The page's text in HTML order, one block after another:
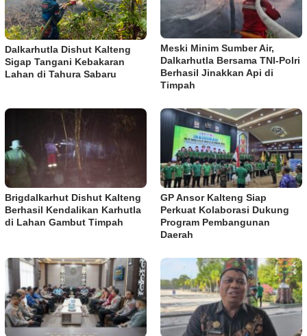
Dalkarhutla Dishut Kalteng
Sigap Tangani Kebakaran
Lahan di Tahura Sabaru
Meski Minim Sumber Air,
Dalkarhutla Bersama TNI-Polri
Berhasil Jinakkan Api di
Timpah
Brigdalkarhut Dishut Kalteng
Berhasil Kendalikan Karhutla
di Lahan Gambut Timpah
GP Ansor Kalteng Siap
Perkuat Kolaborasi Dukung
Program Pembangunan
Daerah